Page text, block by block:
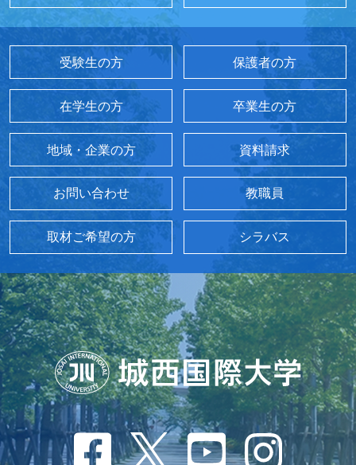
受験生の方 保護者の方
在学生の方 卒業生の方
地域・企業の方 資料請求
お問い合わせ 教職員
取材ご希望の方 シラバス